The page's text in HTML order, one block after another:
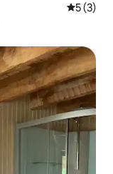
5 de
5 (3)